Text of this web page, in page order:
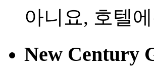
아니요, 호텔
New Century